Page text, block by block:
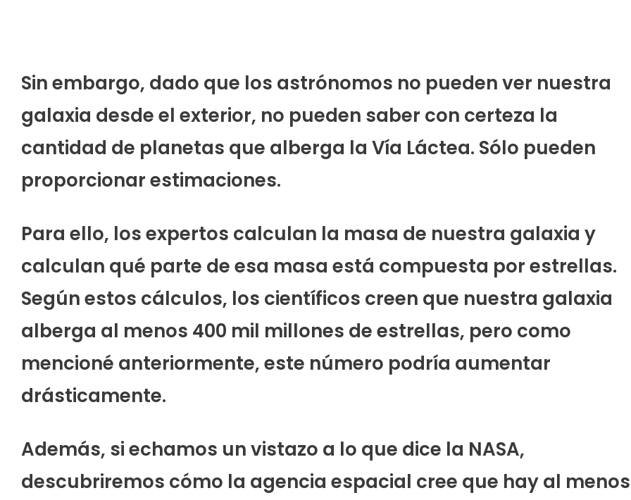
Sin embargo, dado que los astrónomos no pueden ver nuestra
galaxia desde el exterior, no pueden saber con certeza la
cantidad de planetas que alberga la Vía Láctea. Sólo pueden
proporcionar estimaciones.
Para ello, los expertos calculan la masa de nuestra galaxia y
calculan qué parte de esa masa está compuesta por estrellas.
Según estos cálculos, los científicos creen que nuestra galaxia
alberga al menos 400 mil millones de estrellas, pero como
mencioné anteriormente, este número podría aumentar
drásticamente.
Además, si echamos un vistazo a lo que dice la NASA,
descubriremos cómo la agencia espacial cree que hay al menos